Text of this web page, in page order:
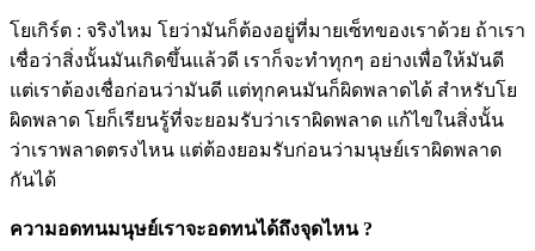
โยเกิร์ต : จริงไหม โยว่ามันก็ต้องอยู่ที่มายเซ็ทของเราด้วย ถ้าเรา
เชื่อว่าสิ่งนั้นมันเกิดขึ้นแล้วดี เราก็จะทำทุกๆ อย่างเพื่อให้มันดี
แต่เราต้องเชื่อก่อนว่ามันดี แต่ทุกคนมันก็ผิดพลาดได้ สำหรับโย
ผิดพลาด โยก็เรียนรู้ที่จะยอมรับว่าเราผิดพลาด แก้ไขในสิ่งนั้น
ว่าเราพลาดตรงไหน แต่ต้องยอมรับก่อนว่ามนุษย์เราผิดพลาด
กันได้
ความอดทนมนุษย์เราจะอดทนได้ถึงจุดไหน ?